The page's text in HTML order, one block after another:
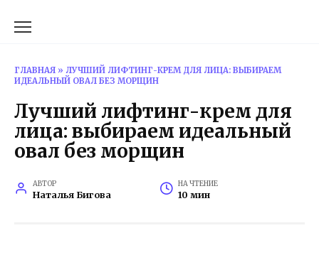
ГЛАВНАЯ » ЛУЧШИЙ ЛИФТИНГ-КРЕМ ДЛЯ ЛИЦА: ВЫБИРАЕМ
ИДЕАЛЬНЫЙ ОВАЛ БЕЗ МОРЩИН
Лучший лифтинг-крем для
лица: выбираем идеальный
овал без морщин
АВТОР
Наталья Бигова
НА ЧТЕНИЕ
10 мин